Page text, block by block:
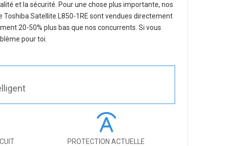
et la sécurité. Pour une chose plus importante, nos
Satellite L850-1RE sont vendues directement
20-50% plus bas que nos concurrents. Si vous
pour toi.
PROTECTION ACTUELLE